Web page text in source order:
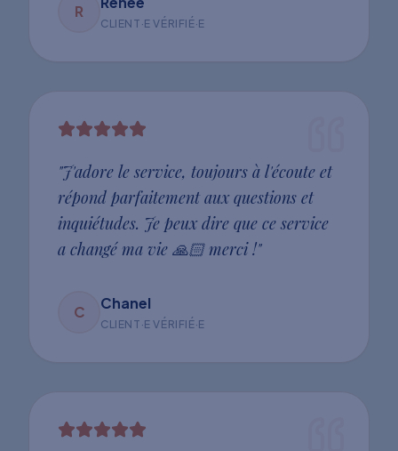
R
CLIENT·E VÉRIFIÉ·E
"J'adore le service, toujours à l'écoute et
répond parfaitement aux questions et
inquiétudes. Je peux dire que ce service
a changé ma vie 🙏🏻 merci !"
C Chanel
CLIENT·E VÉRIFIÉ·E